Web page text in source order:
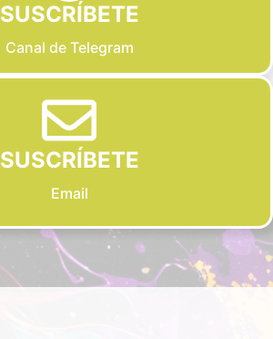
SUSCRÍBETE
Canal de Telegram
SUSCRÍBETE
Email